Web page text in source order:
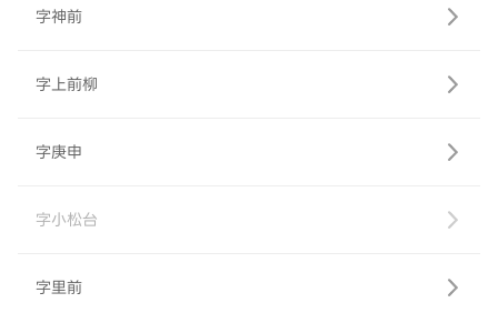
字神前
字上前柳
字庚申
字小松台
字里前